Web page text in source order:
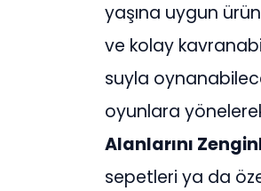
yaşına uygun
ve kolay
suyla
oyunlara
Alanlarını
sepetleri ya da